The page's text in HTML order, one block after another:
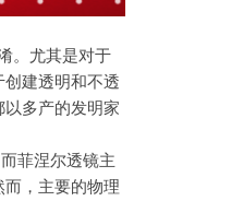
。尤其是对于
建透明和不透
多产的发明家
菲涅尔透镜主
，主要的物理